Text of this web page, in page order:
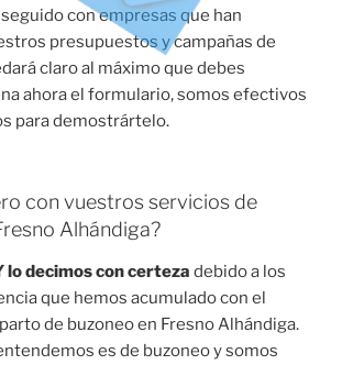
con empresas que han
presupuestos y campañas de
claro al máximo que debes
ahora el formulario, somos efectivos
para demostrártelo.
con vuestros servicios de
Alhándiga?
lo decimos con certeza debido a los
que hemos acumulado con el
de buzoneo en Fresno Alhándiga.
es de buzoneo y somos